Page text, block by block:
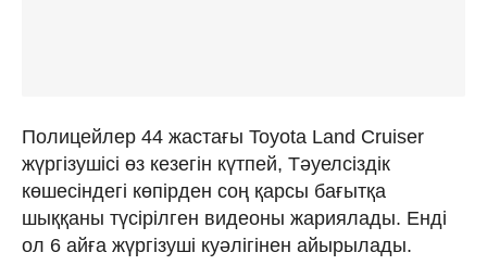
Полицейлер 44 жастағы Toyota Land Cruiser
жүргізушісі өз кезегін күтпей, Тәуелсіздік
көшесіндегі көпірден соң қарсы бағытқа
шыққаны түсірілген видеоны жариялады. Енді
ол 6 айға жүргізуші куәлігінен айырылады.